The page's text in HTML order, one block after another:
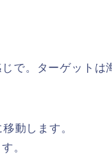
で。ターゲットは
動します。
。